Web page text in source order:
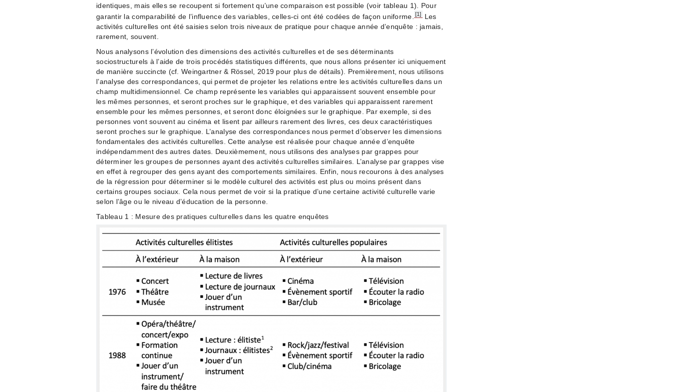
identiques, mais elles se recoupent si fortement qu’une comparaison est possible (voir tableau 1). Pour
garantir la comparabilité de l’influence des variables, celles-ci ont été codées de façon uniforme. [1] Les
activités culturelles ont été saisies selon trois niveaux de pratique pour chaque année d’enquête : jamais,
rarement, souvent.
Nous analysons l’évolution des dimensions des activités culturelles et de ses déterminants
sociostructurels à l’aide de trois procédés statistiques différents, que nous allons présenter ici uniquement
de manière succincte (cf. Weingartner & Rössel, 2019 pour plus de détails). Premièrement, nous utilisons
l’analyse des correspondances, qui permet de projeter les relations entre les activités culturelles dans un
champ multidimensionnel. Ce champ représente les variables qui apparaissent souvent ensemble pour
les mêmes personnes, et seront proches sur le graphique, et des variables qui apparaissent rarement
ensemble pour les mêmes personnes, et seront donc éloignées sur le graphique. Par exemple, si des
personnes vont souvent au cinéma et lisent par ailleurs rarement des livres, ces deux caractéristiques
seront proches sur le graphique. L’analyse des correspondances nous permet d’observer les dimensions
fondamentales des activités culturelles. Cette analyse est réalisée pour chaque année d’enquête
indépendamment des autres dates. Deuxièmement, nous utilisons des analyses par grappes pour
déterminer les groupes de personnes ayant des activités culturelles similaires. L’analyse par grappes vise
en effet à regrouper des gens ayant des comportements similaires. Enfin, nous recourons à des analyses
de la régression pour déterminer si le modèle culturel des activités est plus ou moins présent dans
certains groupes sociaux. Cela nous permet de voir si la pratique d’une certaine activité culturelle varie
selon l’âge ou le niveau d’éducation de la personne.
Tableau 1 : Mesure des pratiques culturelles dans les quatre enquêtes